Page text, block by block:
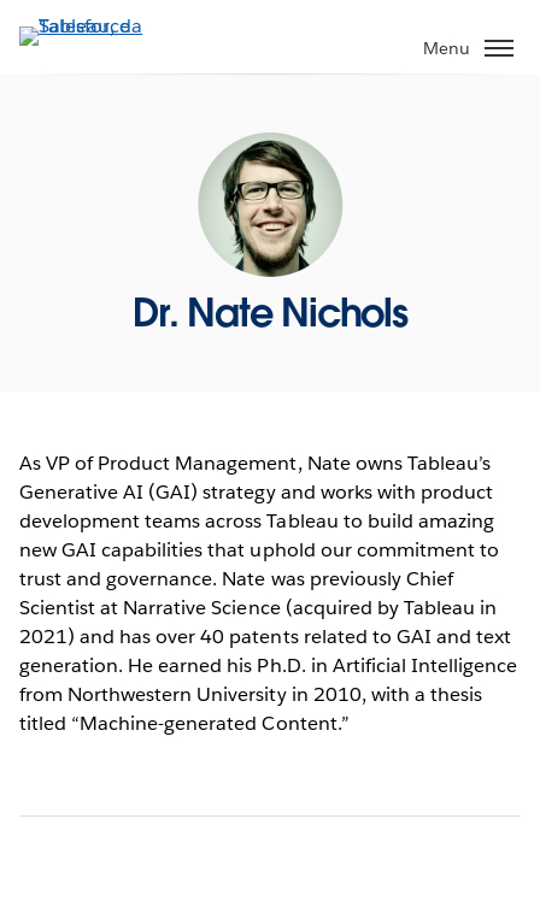
Pular
para
Menu
Dr. Nate Nichols
As VP of Product Management, Nate owns Tableau’s
Generative AI (GAI) strategy and works with product
development teams across Tableau to build amazing
new GAI capabilities that uphold our commitment to
trust and governance. Nate was previously Chief
Scientist at Narrative Science (acquired by Tableau in
2021) and has over 40 patents related to GAI and text
generation. He earned his Ph.D. in Artificial Intelligence
from Northwestern University in 2010, with a thesis
titled “Machine-generated Content.”